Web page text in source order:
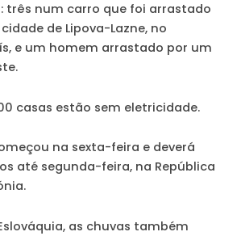
três num carro que foi arrastado
de Lipova-Lazne, no
e um homem arrastado por um
casas estão sem eletricidade.
na sexta-feira e deverá
até segunda-feira, na República
as chuvas também